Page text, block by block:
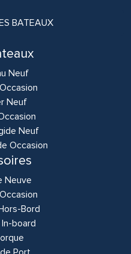
BATEAUX
Neuf
Neuf
Neuf
Occasion
Neuve
Bord
board